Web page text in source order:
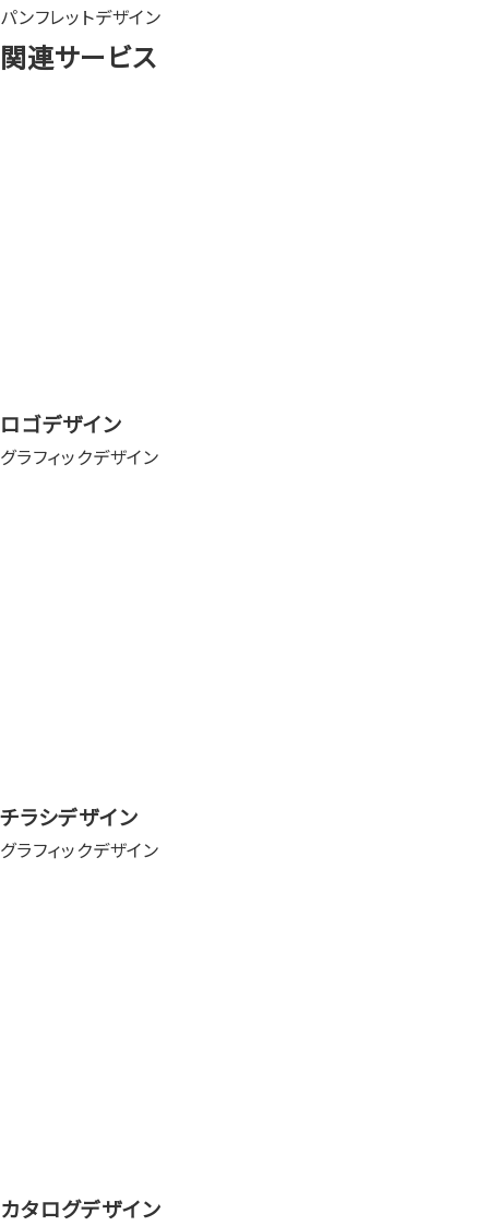
パンフレットデザイン
関連サービス
ロゴデザイン
グラフィックデザイン
チラシデザイン
グラフィックデザイン
カタログデザイン